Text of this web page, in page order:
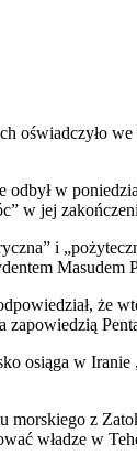
w
jej
i
Masudem
że
osiąga w
z
władze w